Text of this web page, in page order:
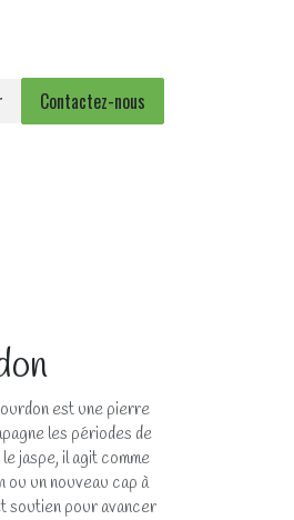
Contactez-nous
est une pierre
les périodes de
jaspe, il agit comme
ou un nouveau cap à
soutien pour avancer